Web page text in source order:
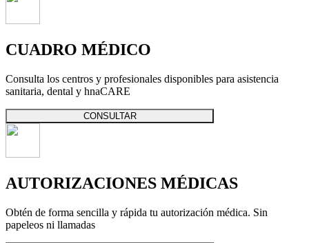
CUADRO MÉDICO
Consulta los centros y profesionales disponibles para asistencia
sanitaria, dental y hnaCARE
CONSULTAR
AUTORIZACIONES MÉDICAS
Obtén de forma sencilla y rápida tu autorización médica. Sin
papeleos ni llamadas